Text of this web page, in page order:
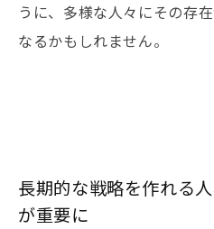
うに、多様な人々にその存
なるかもしれません。
長期的な戦略を作れる
が重要に